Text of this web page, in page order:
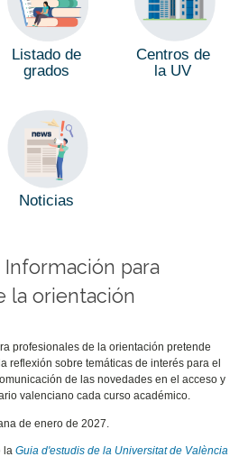
Listado de
grados
Centros de
la UV
Noticias
Información para
la orientación
profesionales de la orientación pretende
reflexión sobre temáticas de interés para el
de las novedades en el acceso y
valenciano cada curso académico.
de enero de 2027.
la Guia d'estudis de la Universitat de València